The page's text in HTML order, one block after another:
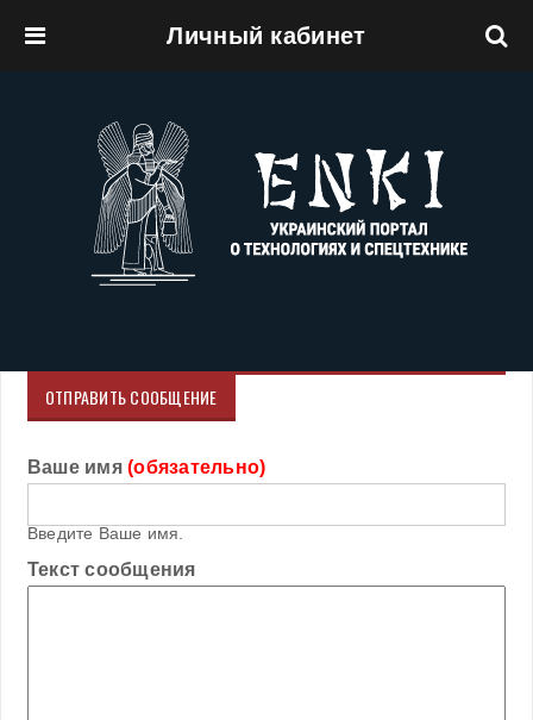
Личный кабинет
ОТПРАВИТЬ СООБЩЕНИЕ
Ваше имя(обязательно)
Введите Ваше имя.
Текст сообщения